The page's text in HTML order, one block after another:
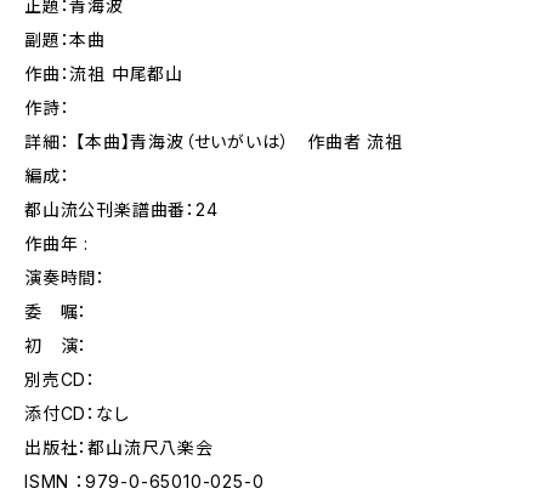
正題：青海波
副題：本曲
作曲：流祖 中尾都山
作詩：
詳細： 【本曲】青海波（せいがいは） 作曲者 流祖
編成：
都山流公刊楽譜曲番：24
作曲年 :
演奏時間：
委 嘱：
初 演：
別売CD：
添付CD：なし
出版社：都山流尺八楽会
ISMN ：979-0-65010-025-0